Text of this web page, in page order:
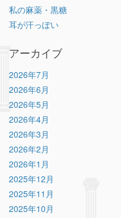
私の麻薬・黒糖
耳が汗っぽい
アーカイブ
2026年7月
2026年6月
2026年5月
2026年4月
2026年3月
2026年2月
2026年1月
2025年12月
2025年11月
2025年10月